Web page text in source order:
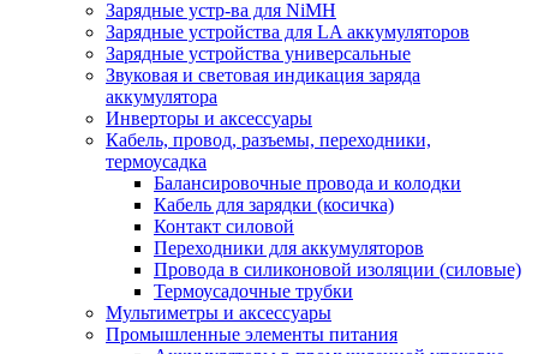
Зарядные устр-ва для NiMH
Зарядные устройства для LA аккумуляторов
Зарядные устройства универсальные
Звуковая и световая индикация заряда
аккумулятора
Инверторы и аксессуары
Кабель, провод, разъемы, переходники,
термоусадка
Балансировочные провода и колодки
Кабель для зарядки (косичка)
Контакт силовой
Переходники для аккумуляторов
Провода в силиконовой изоляции (силовые)
Термоусадочные трубки
Мультиметры и аксессуары
Промышленные элементы питания